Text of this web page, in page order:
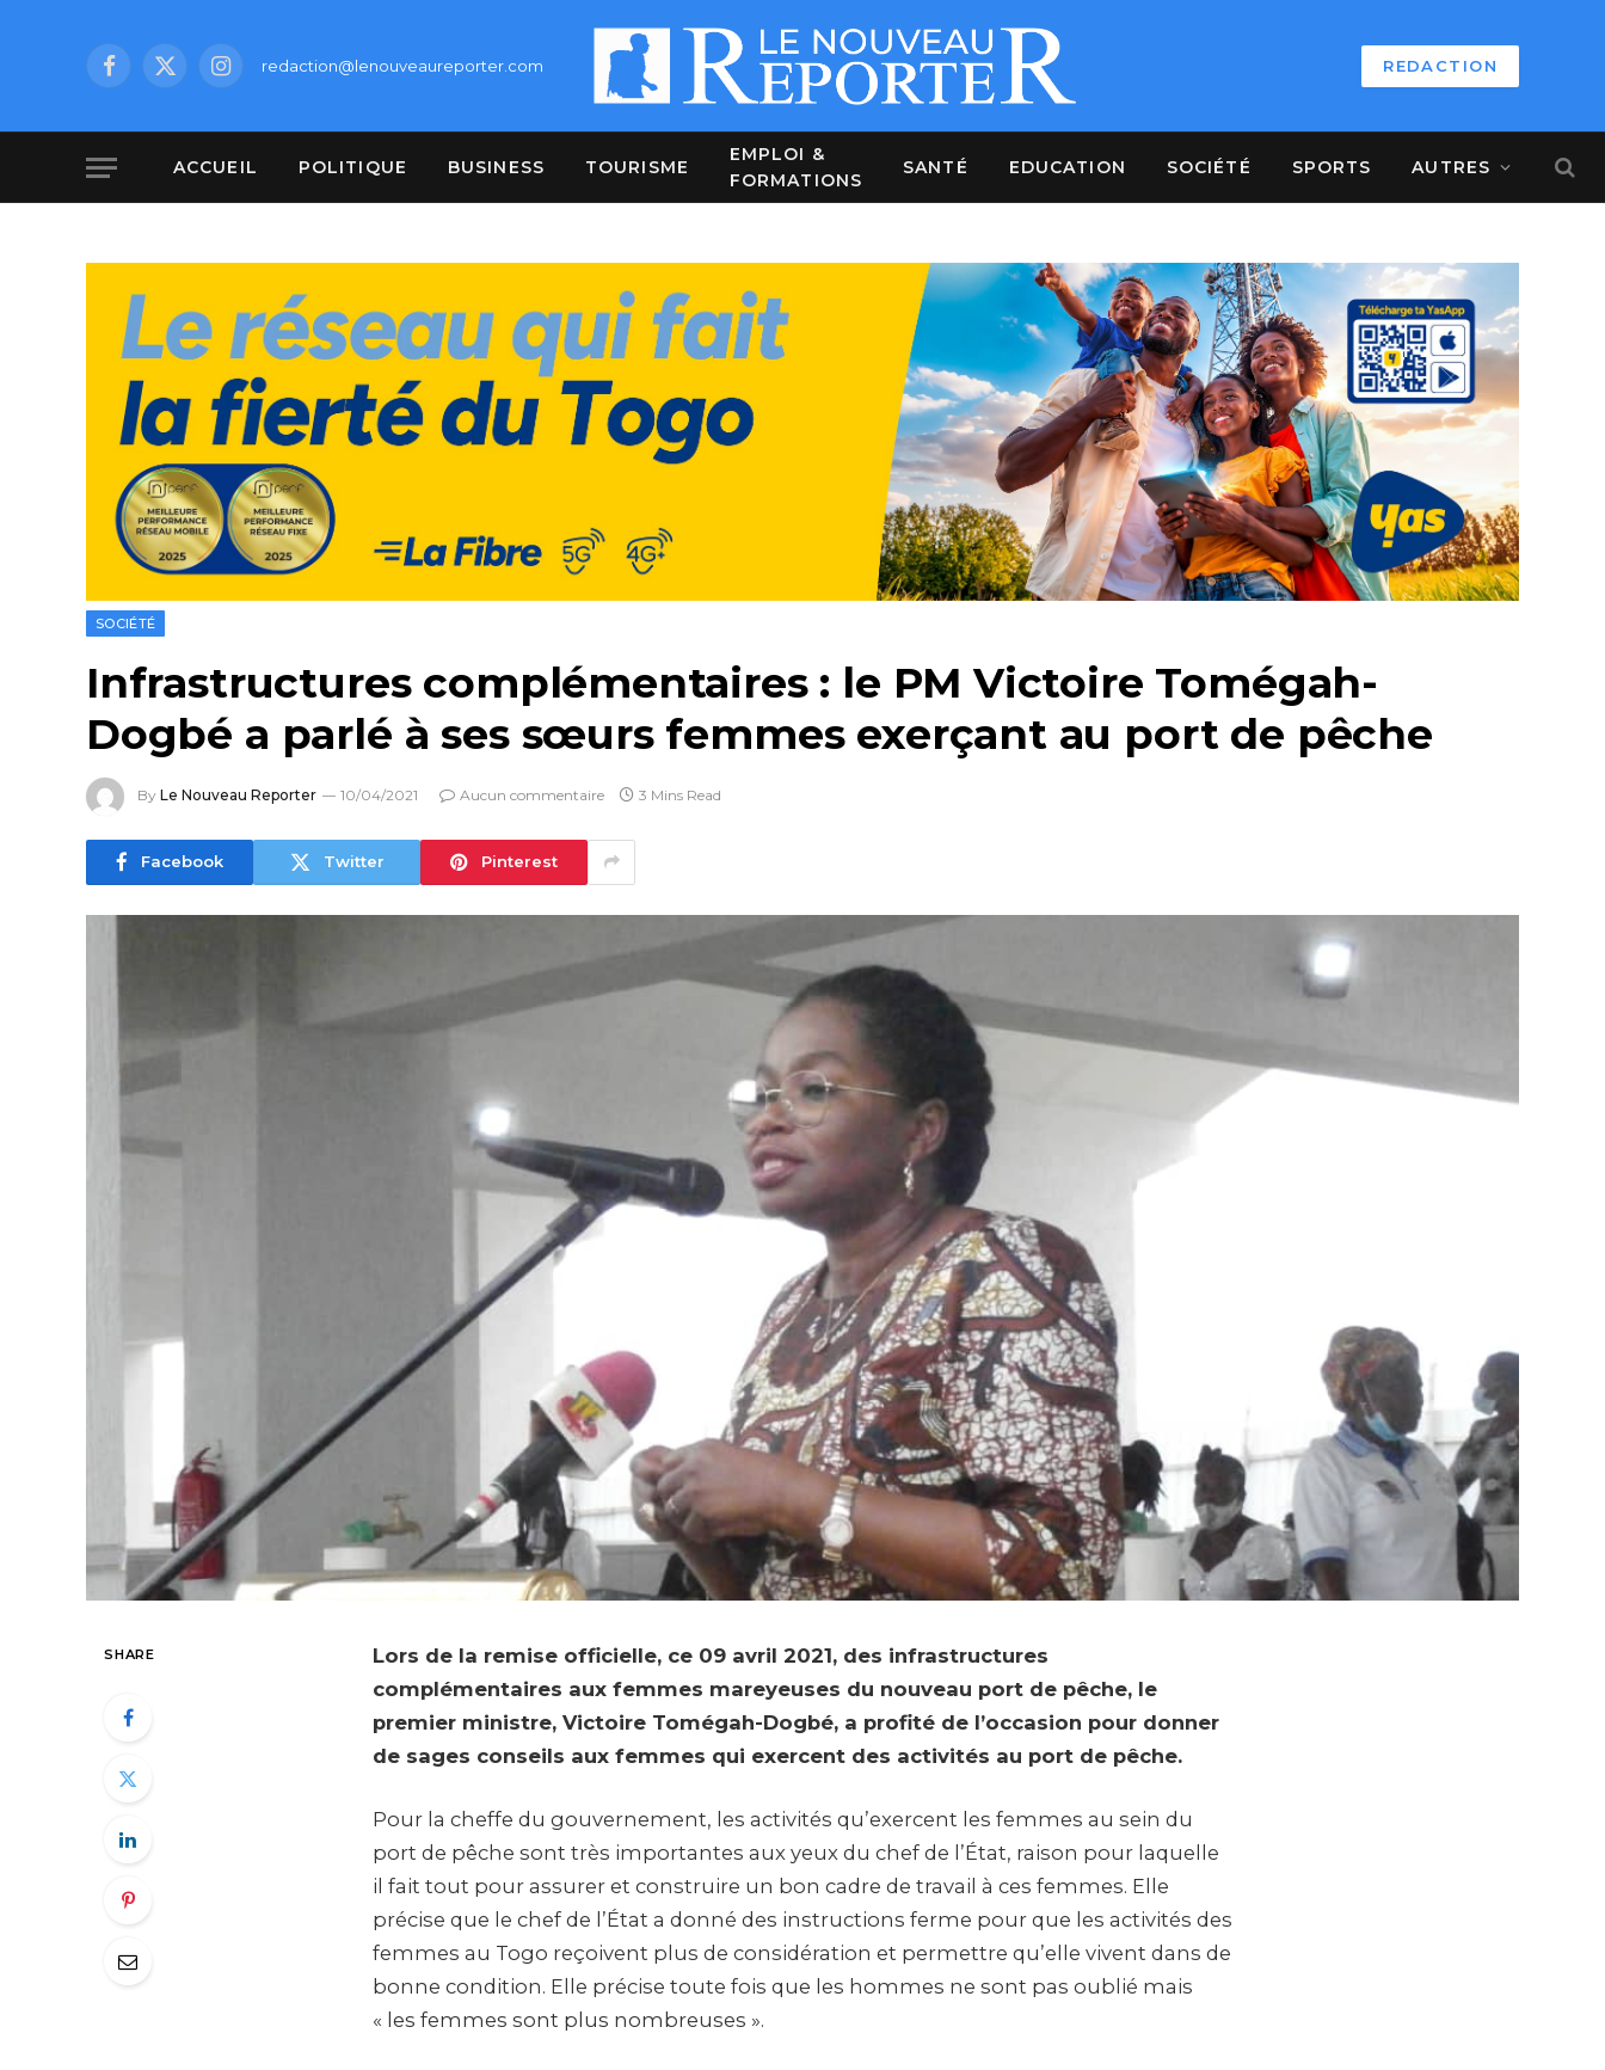
Facebook
X
Instagramredaction@lenouveaureporter.com REDACTION
ACCUEIL POLITIQUE BUSINESS TOURISME
EMPLOI &
FORMATIONS
SANTÉ EDUCATION SOCIÉTÉ SPORTS AUTRES
SOCIÉTÉ
Infrastructures complémentaires : le PM Victoire Tomégah-
Dogbé a parlé à ses sœurs femmes exerçant au port de pêche
By Le Nouveau Reporter 10/04/2021 Aucun commentaire 3 Mins Read
Facebook Twitter Pinterest
SHARE
Lors de la remise officielle, ce 09 avril 2021, des infrastructures
complémentaires aux femmes mareyeuses du nouveau port de pêche, le
premier ministre, Victoire Tomégah-Dogbé, a profité de l’occasion pour donner
de sages conseils aux femmes qui exercent des activités au port de pêche.
Pour la cheffe du gouvernement, les activités qu’exercent les femmes au sein du
port de pêche sont très importantes aux yeux du chef de l’État, raison pour laquelle
il fait tout pour assurer et construire un bon cadre de travail à ces femmes. Elle
précise que le chef de l’État a donné des instructions ferme pour que les activités des
femmes au Togo reçoivent plus de considération et permettre qu’elle vivent dans de
bonne condition. Elle précise toute fois que les hommes ne sont pas oublié mais
« les femmes sont plus nombreuses ».